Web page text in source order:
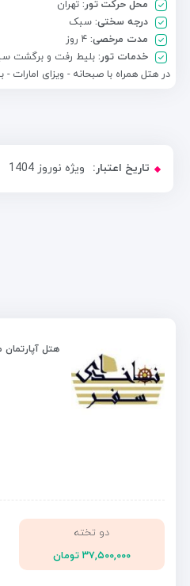
محل حرکت تور: تهران
درجه سختی: سبک
مدت مرخصی: ۴ روز
خدمات تور:
در هتل همراه با صبحانه - ویزای امارات
تاریخ اعتبار: ویژه نوروز 1404
هتل
دو تخته
۳۷,۵۰۰,۰۰۰ تومان